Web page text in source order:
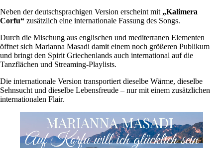
Neben der deutschsprachigen Version erscheint mit „Kalimera
Corfu“ zusätzlich eine internationale Fassung des Songs.
Durch die Mischung aus englischen und mediterranen Elementen
öffnet sich Marianna Masadi damit einem noch größeren Publikum
und bringt den Spirit Griechenlands auch international auf die
Tanzflächen und Streaming-Playlists.
Die internationale Version transportiert dieselbe Wärme, dieselbe
Sehnsucht und dieselbe Lebensfreude – nur mit einem zusätzlichen
internationalen Flair.